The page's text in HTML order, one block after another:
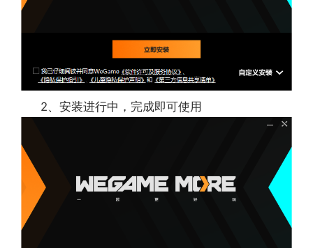
游戏好伴侣，轻松变大神
4、游戏社交
欢乐共享，游戏世界不再孤独
【WeGame最新热门游戏推荐】
《三角洲行动》是一款由琳琅天上团队研发运营的新
一代战术射击品质标杆游戏，作为全球反恐特勤组
G.T.I.的精英特战干员，你将前往神秘的阿萨拉大陆，
调查哈夫克公司的非法活动。在这个充满危机的战场
中，运用别具特色的战斗道具与装备，与队友紧密协
2、安装进行中，完成即可使用